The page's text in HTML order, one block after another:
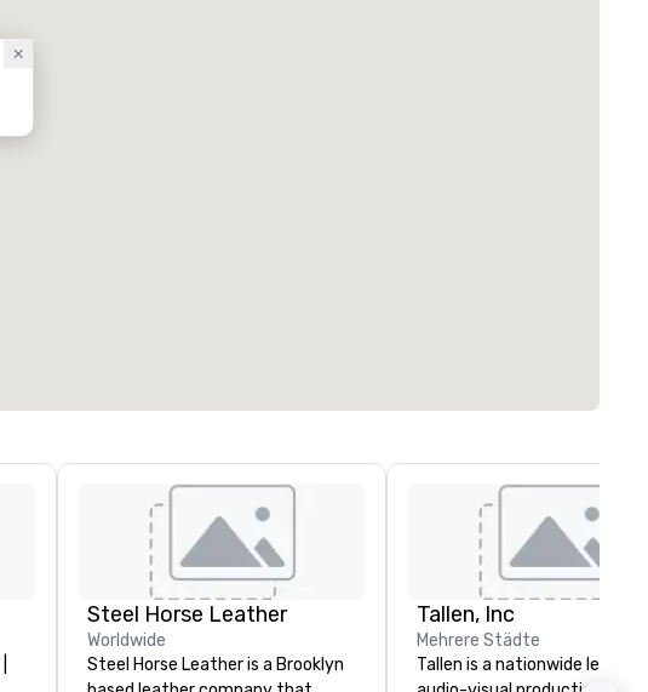
Steel Horse Leather
Worldwide
Steel Horse Leather is a Brooklyn
Tallen, Inc
Mehrere Städte
Tallen is a nationwide leader